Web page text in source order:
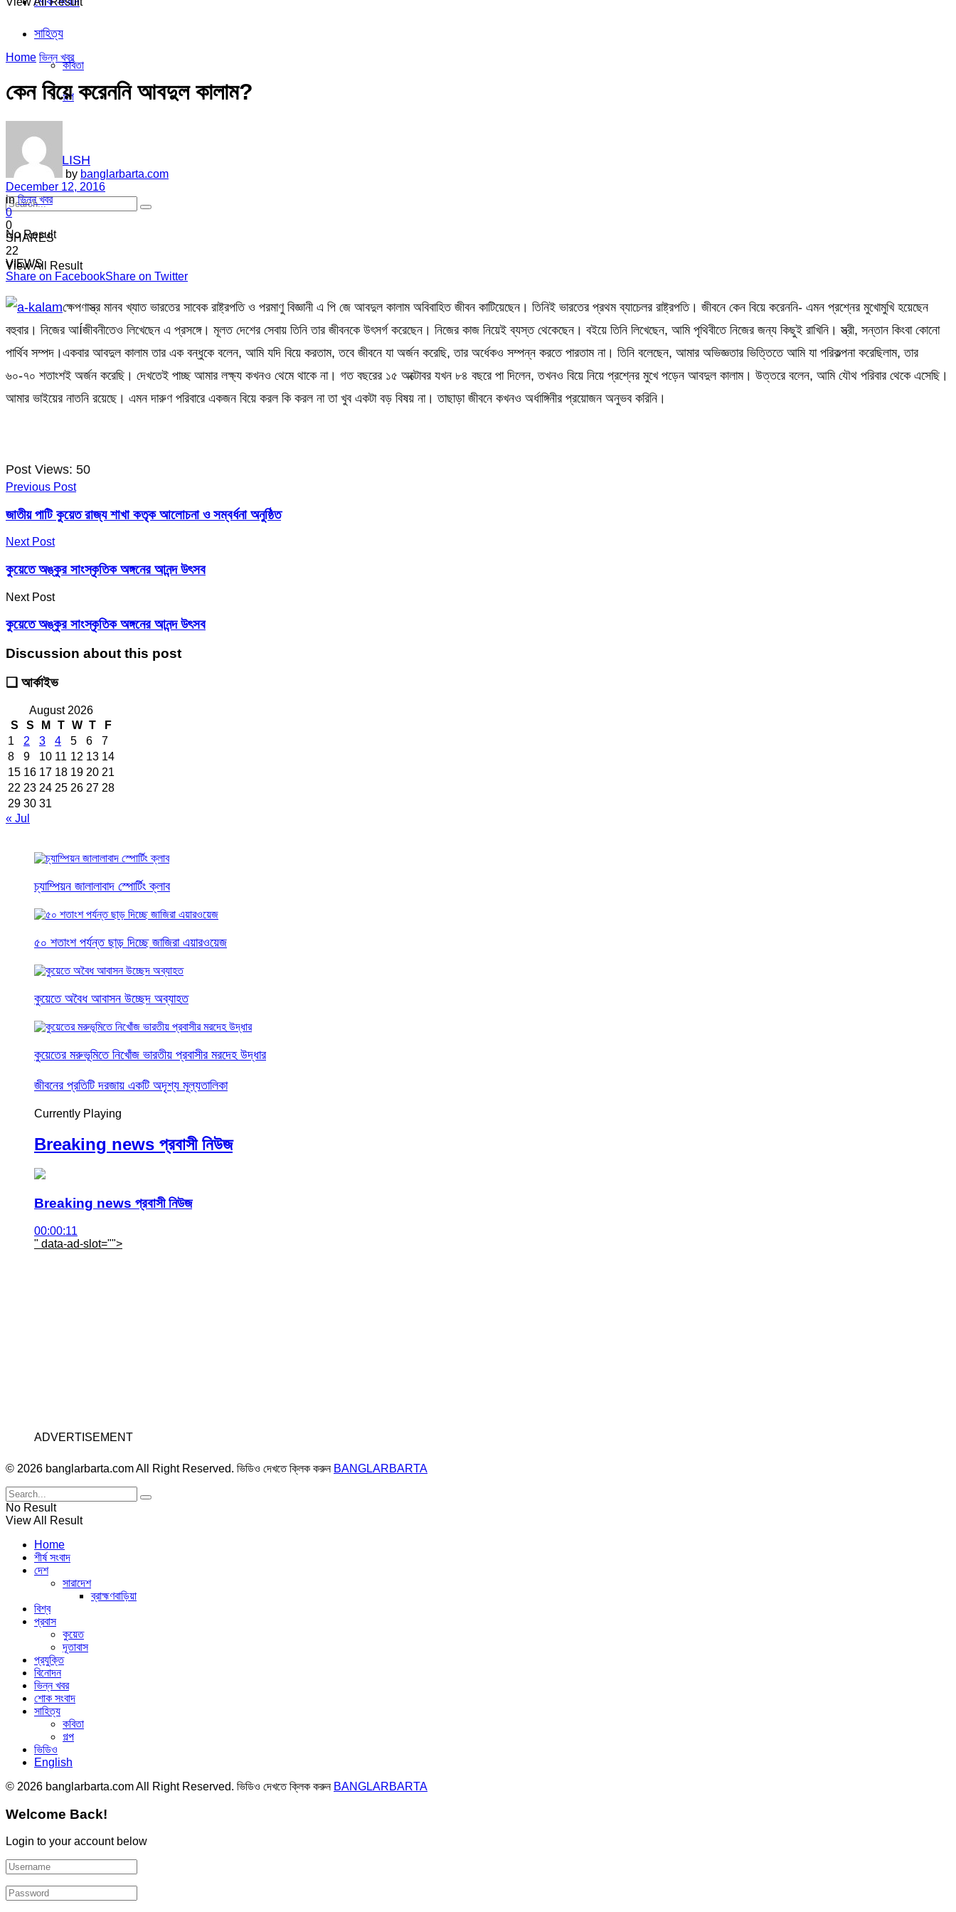
সাহিত্য
কবিতা
গল্প
ENGLISH
No Result
View All Result
Home ভিন্ন খবর
কেন বিয়ে করেননি আবদুল কালাম?
by banglarbarta.com
December 12, 2016
in ভিন্ন খবর
0
0
SHARES
22
VIEWS
Share on FacebookShare on Twitter
ক্ষেপণাস্ত্র মানব খ্যাত ভারতের সাবেক রাষ্ট্রপতি ও পরমাণু বিজ্ঞানী এ পি জে আবদুল কালাম অবিবাহিত জীবন কাটিয়েছেন। তিনিই ভারতের প্রথম ব্যাচেলর রাষ্ট্রপতি। জীবনে কেন বিয়ে করেননি- এমন প্রশ্নের মুখোমুখি হয়েছেন
বহুবার। নিজের আÍজীবনীতেও লিখেছেন এ প্রসঙ্গে। মূলত দেশের সেবায় তিনি তার জীবনকে উৎসর্গ করেছেন। নিজের কাজ নিয়েই ব্যস্ত থেকেছেন। বইয়ে তিনি লিখেছেন, আমি পৃথিবীতে নিজের জন্য কিছুই রাখিনি। স্ত্রী, সন্তান কিংবা কোনো
পার্থিব সম্পদ।একবার আবদুল কালাম তার এক বন্ধুকে বলেন, আমি যদি বিয়ে করতাম, তবে জীবনে যা অর্জন করেছি, তার অর্ধেকও সম্পন্ন করতে পারতাম না। তিনি বলেছেন, আমার অভিজ্ঞতার ভিত্তিতে আমি যা পরিকল্পনা করেছিলাম, তার
৬০-৭০ শতাংশই অর্জন করেছি। দেখতেই পাচ্ছ আমার লক্ষ্য কখনও থেমে থাকে না। গত বছরের ১৫ অক্টোবর যখন ৮৪ বছরে পা দিলেন, তখনও বিয়ে নিয়ে প্রশ্নের মুখে পড়েন আবদুল কালাম। উত্তরে বলেন, আমি যৌথ পরিবার থেকে এসেছি।
আমার ভাইয়ের নাতনি রয়েছে। এমন দারুণ পরিবারে একজন বিয়ে করল কি করল না তা খুব একটা বড় বিষয় না। তাছাড়া জীবনে কখনও অর্ধাঙ্গিনীর প্রয়োজন অনুভব করিনি।
Post Views: 50
Previous Post
জাতীয় পাটি কুয়েত রাজ্য শাখা কতৃক আলোচনা ও সম্বর্ধনা অনুষ্ঠিত
Next Post
কুয়েতে অঙ্কুর সাংস্কৃতিক অঙ্গনের আনন্দ উৎসব
Next Post
কুয়েতে অঙ্কুর সাংস্কৃতিক অঙ্গনের আনন্দ উৎসব
Discussion about this post
❑ আর্কাইভ
August 2026
S
S M T W T
F
1
2 3 4 5 6
7
8
9 10 11 12 13 14
15 16 17 18 19 20 21
22 23 24 25 26 27 28
29 30 31
« Jul
চ্যাম্পিয়ন জালালাবাদ স্পোর্টিং ক্লাব
৫০ শতাংশ পর্যন্ত ছাড় দিচ্ছে জাজিরা এয়ারওয়েজ
কুয়েতে অবৈধ আবাসন উচ্ছেদ অব্যাহত
কুয়েতের মরুভূমিতে নিখোঁজ ভারতীয় প্রবাসীর মরদেহ উদ্ধার
জীবনের প্রতিটি দরজায় একটি অদৃশ্য মূল্যতালিকা
Currently Playing
Breaking news প্রবাসী নিউজ
Breaking news প্রবাসী নিউজ
00:00:11
" data-ad-slot="">
ADVERTISEMENT
© 2026 banglarbarta.com All Right Reserved. ভিডিও দেখতে ক্লিক করুন BANGLARBARTA
No Result
View All Result
Home
শীর্ষ সংবাদ
দেশ
সারাদেশ
ব্রাহ্মণবাড়িয়া
বিশ্ব
প্রবাস
কুয়েত
দূতাবাস
প্রযুক্তি
বিনোদন
ভিন্ন খবর
শোক সংবাদ
সাহিত্য
কবিতা
গল্প
ভিডিও
English
© 2026 banglarbarta.com All Right Reserved. ভিডিও দেখতে ক্লিক করুন BANGLARBARTA
Welcome Back!
Login to your account below